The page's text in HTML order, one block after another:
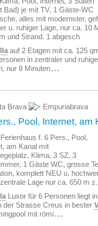
Bad) je mit TV, 1 Gäste-WC
alles mit modernster,
u. ruhiger Lage, nur ca. 10
und Strand. 1 abgesch
auf 2 Etagen mit ca. 125
in zentraler und
nur 8 Minuten...
Brava Empuriabrava
Pool, Internet, am
f. 6 Pers., Pool,
am Kanal mit
Klima, 3 SZ, 3
1 Gäste WC, grosse
komplett NEU u.
Lage nur ca. 650 m
Luxor für 6 Personen liegt
der Strasse Creus in bester
mit römi...